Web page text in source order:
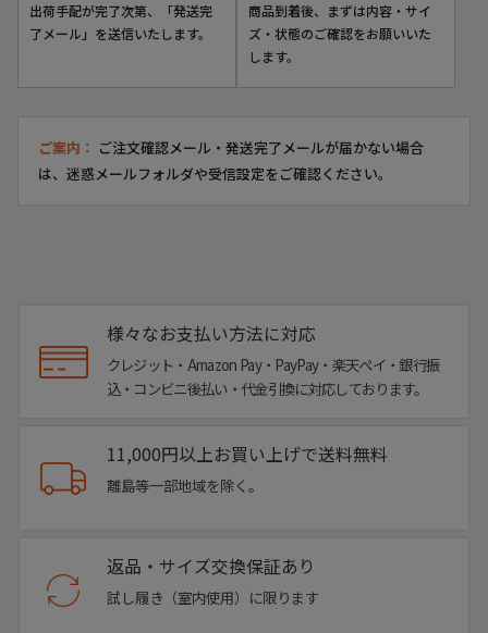
素材に徹底的にこだわり、染色やデザイン部分も手間を惜し
まず細部までこだわりを感じる製品の数々は360度 全方位
本物志向のエグゼクティブにもきっとご満足いただけること
そして製法からくる履き心地のよさ。
足底のアーチサポート効果もあり、デザインのアクセントに
も。
MAGNANNIファンにはオパンカにこだわる方も非常に多く
す。
他にはないマグナーニをぜひご堪能ください。
▼サイズ
出荷手配が完了次第、「発送完
了メール」を送信いたします。
商品到着後、まずは内容・サイ
ズ・状態のご確認をお願いいた
します。
ご案内： ご注文確認メール・発送完了メールが届かない場合
は、迷惑メールフォルダや受信設定をご確認ください。
様々なお支払い方法に対応
クレジット・Amazon Pay・PayPay・楽天ペイ・銀行振
込・コンビニ後払い・代金引換に対応しております。
11,000円以上お買い上げで送料無料
離島等一部地域を除く。
返品・サイズ交換保証あり
試し履き（室内使用）に限ります